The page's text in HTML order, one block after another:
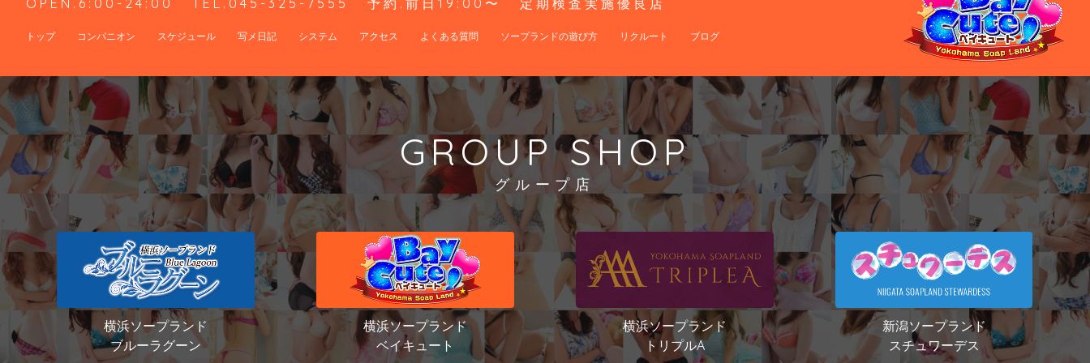
OPEN.6:00-24:00 TEL.045-325-7555 予約.前日19:00〜 定期検査実施優良店
トップ コンパニオン スケジュール 写メ日記 システム アクセス よくある質問 ソープランドの遊び方 リクルート ブログ
GROUP SHOP
グループ店
横浜ソープランド
ブルーラグーン
横浜ソープランド
ベイキュート
横浜ソープランド
トリプルA
新潟ソープランド
スチュワーデス